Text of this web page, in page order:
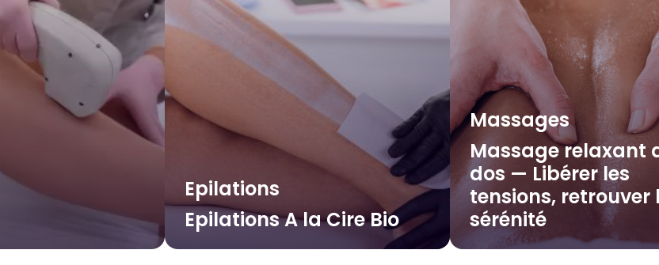
Epilations
Epilations A la Cire Bio
Massages
Massage relaxant
dos — Libérer les
tensions, retrouver
sérénité